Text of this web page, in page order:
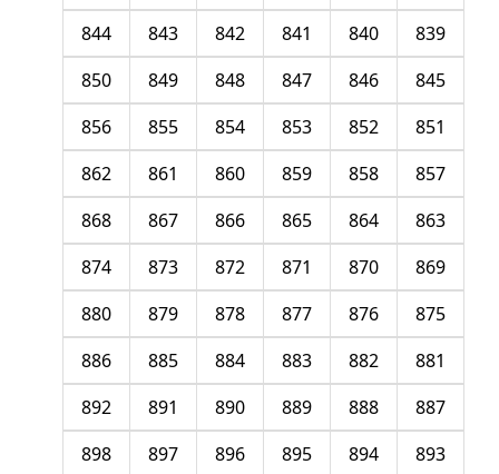
839
840
841
842
843
844
845
846
847
848
849
850
851
852
853
854
855
856
857
858
859
860
861
862
863
864
865
866
867
868
869
870
871
872
873
874
875
876
877
878
879
880
881
882
883
884
885
886
887
888
889
890
891
892
893
894
895
896
897
898